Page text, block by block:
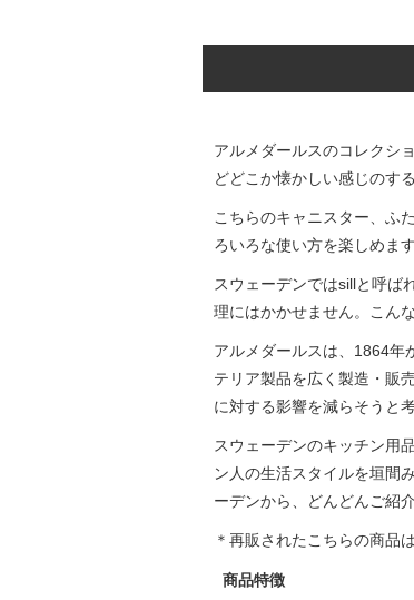
アルメダールスのコレクシ
どどこか懐かしい感じのす
こちらのキャニスター、ふ
ろいろな使い方を楽しめま
スウェーデンではsillと呼ば
理にはかかせません。こん
アルメダールスは、1864年
テリア製品を広く製造・販
に対する影響を減らそうと
スウェーデンのキッチン用
ン人の生活スタイルを垣間
ーデンから、どんどんご紹
＊再販されたこちらの商品
商品特徴